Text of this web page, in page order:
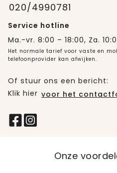
020/4990781
Service hotline
Ma.-vr. 8:00 – 18:00, Za.
Het normale tarief voor vaste en
telefoonprovider kan afwijken.
Of stuur ons een bericht:
Klik hier voor het
Onze